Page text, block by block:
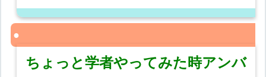
ちょっと学者やってみた時アンバ